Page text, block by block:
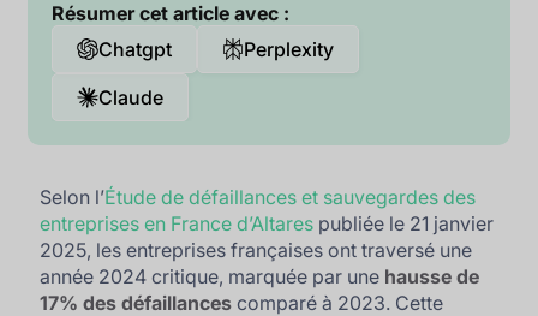
Résumer cet article avec :
Chatgpt
Perplexity
Claude
Selon l’Étude de défaillances et sauvegardes des
entreprises en France d’Altares publiée le 21 janvier
2025, les entreprises françaises ont traversé une
année 2024 critique, marquée par une hausse de
17% des défaillances comparé à 2023. Cette